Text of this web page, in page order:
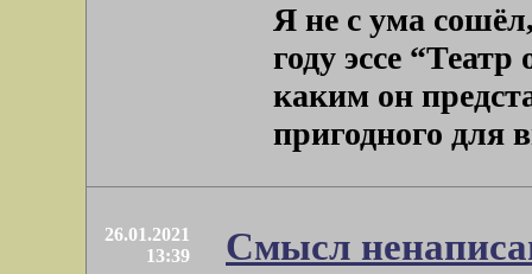
Я не с ума
году эссе
каким он
пригодного для
26.01.2021
13:39
Смысл